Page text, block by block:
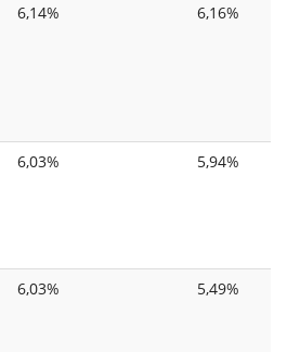
6,14% 6,16%
6,03% 5,94%
6,03% 5,49%